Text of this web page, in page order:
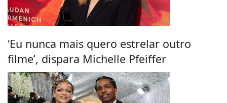
‘Eu nunca mais quero estrelar outro
filme’, dispara Michelle Pfeiffer